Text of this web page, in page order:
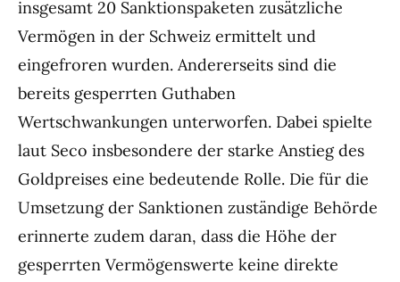
insgesamt 20 Sanktionspaketen zusätzliche
Vermögen in der Schweiz ermittelt und
eingefroren wurden. Andererseits sind die
bereits gesperrten Guthaben
Wertschwankungen unterworfen. Dabei spielte
laut Seco insbesondere der starke Anstieg des
Goldpreises eine bedeutende Rolle. Die für die
Umsetzung der Sanktionen zuständige Behörde
erinnerte zudem daran, dass die Höhe der
gesperrten Vermögenswerte keine direkte